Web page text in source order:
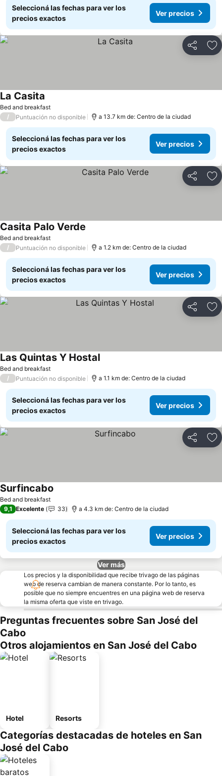
Seleccioná las fechas para ver los
precios exactos
Ver precios
Compartir
Bed and breakfast
La Casita
/ Puntuación no disponible a 13.7 km de: Centro de la ciudad
Seleccioná las fechas para ver los
precios exactos
Ver precios
Compartir
Bed and breakfast
Casita Palo Verde
/ Puntuación no disponible a 1.2 km de: Centro de la ciudad
Seleccioná las fechas para ver los
precios exactos
Ver precios
Compartir
Bed and breakfast
Las Quintas Y Hostal
/ Puntuación no disponible a 1.1 km de: Centro de la ciudad
Seleccioná las fechas para ver los
precios exactos
Ver precios
Compartir
Bed and breakfast
Surfincabo
9,1 Excelente 33 a 4.3 km de: Centro de la ciudad
Seleccioná las fechas para ver los
precios exactos
Ver precios
Ver más
Los precios y la disponibilidad que recibe trivago de las páginas
web de reserva cambian de manera constante. Por lo tanto, es
posible que no siempre encuentres en una página web de reserva
la misma oferta que viste en trivago.
Preguntas frecuentes sobre San José del
Cabo
Otros alojamientos en San José del Cabo
Hotel Resorts
Categorías destacadas de hoteles en San
José del Cabo